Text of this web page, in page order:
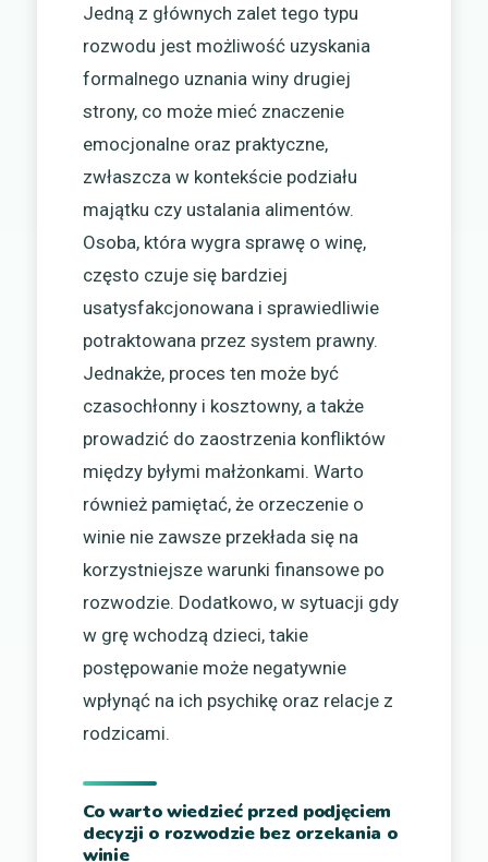
Jedną z głównych zalet tego typu
rozwodu jest możliwość uzyskania
formalnego uznania winy drugiej
strony, co może mieć znaczenie
emocjonalne oraz praktyczne,
zwłaszcza w kontekście podziału
majątku czy ustalania alimentów.
Osoba, która wygra sprawę o winę,
często czuje się bardziej
usatysfakcjonowana i sprawiedliwie
potraktowana przez system prawny.
Jednakże, proces ten może być
czasochłonny i kosztowny, a także
prowadzić do zaostrzenia konfliktów
między byłymi małżonkami. Warto
również pamiętać, że orzeczenie o
winie nie zawsze przekłada się na
korzystniejsze warunki finansowe po
rozwodzie. Dodatkowo, w sytuacji gdy
w grę wchodzą dzieci, takie
postępowanie może negatywnie
wpłynąć na ich psychikę oraz relacje z
rodzicami.
Co warto wiedzieć przed podjęciem
decyzji o rozwodzie bez orzekania o
winie